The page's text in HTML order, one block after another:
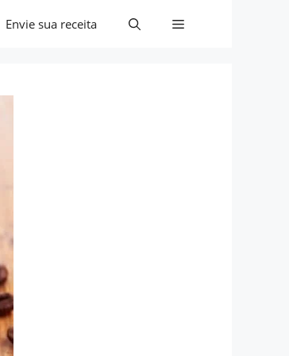
Envie sua receita